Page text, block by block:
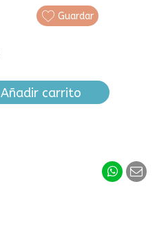
Guardar
Añadir carrito